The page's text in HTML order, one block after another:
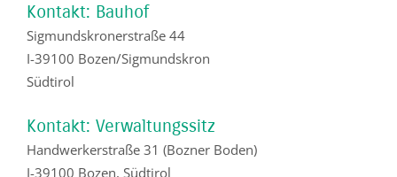
Kontakt: Bauhof
Sigmundskronerstraße 44
I-39100 Bozen/Sigmundskron
Südtirol
Kontakt: Verwaltungssitz
Handwerkerstraße 31 (Bozner Boden)
I-39100 Bozen, Südtirol